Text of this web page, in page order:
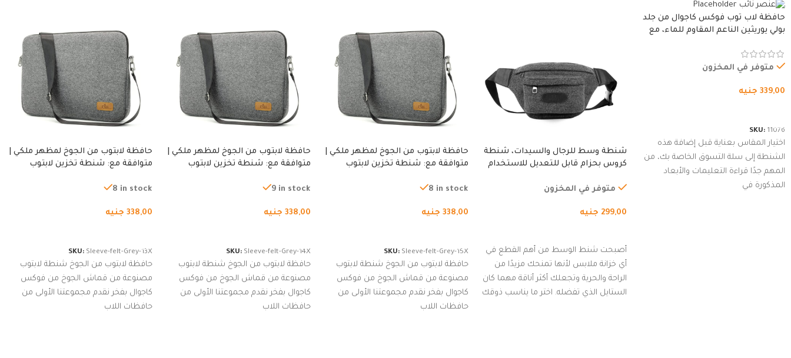
حافظة لاب توب فوكس كاجوال من جلد
بولي يوريثين الناعم المقاوم للماء، مع
متوفر في المخزون
339,00 جنيه
SKU: 11076
اختيار المقاس بعناية قبل إضافة هذه
الشنطة إلى سلة التسوق الخاصة بك، من
المهم جدًا قراءة التعليمات والأبعاد
المذكورة في
شنطة وسط للرجال والسيدات، شنطة
كروس بحزام قابل للتعديل للاستخدام
المشي لمسافات طويلة، وركوب
متوفر في المخزون
299,00 جنيه
أصبحت شنط الوسط من أهم القطع في
أي خزانة ملابس لأنها تمنحك مزيدًا من
الراحة والحرية وتجعلك أكثر أناقة مهما كان
الستايل الذي تفضله. اختر ما يناسب ذوقك
حافظة لابتوب من الجوخ لمظهر ملكي |
متوافقة مع: شنطة تخزين لابتوب
من الجوخ لجهاز نوت بوك والتابلت،
8 in stock
338,00 جنيه
SKU: Sleeve-felt-Grey-15X
حافظة لابتوب من الجوخ شنطة لابتوب
مصنوعة من قماش الجوخ من فوكس
كاجوال بفخر نقدم مجموعتنا الأولى من
حافظات اللاب
حافظة لابتوب من الجوخ لمظهر ملكي |
متوافقة مع: شنطة تخزين لابتوب
من الجوخ لجهاز نوت بوك والتابلت،
9 in stock
338,00 جنيه
SKU: Sleeve-felt-Grey-14X
حافظة لابتوب من الجوخ شنطة لابتوب
مصنوعة من قماش الجوخ من فوكس
كاجوال بفخر نقدم مجموعتنا الأولى من
حافظات اللاب
حافظة لابتوب من الجوخ لمظهر ملكي |
متوافقة مع: شنطة تخزين لابتوب
من الجوخ لجهاز نوت بوك والتابلت،
8 in stock
338,00 جنيه
SKU: Sleeve-felt-Grey-13X
حافظة لابتوب من الجوخ شنطة لابتوب
مصنوعة من قماش الجوخ من فوكس
كاجوال بفخر نقدم مجموعتنا الأولى من
حافظات اللاب